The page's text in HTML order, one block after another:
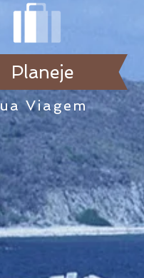
Planeje
Viagem